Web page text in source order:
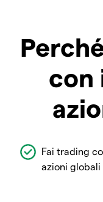
con
Fai trading
azioni globali